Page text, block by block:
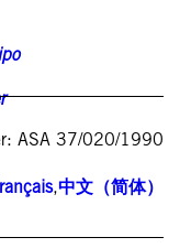
ASA 37/020/1990
,中文（简体）